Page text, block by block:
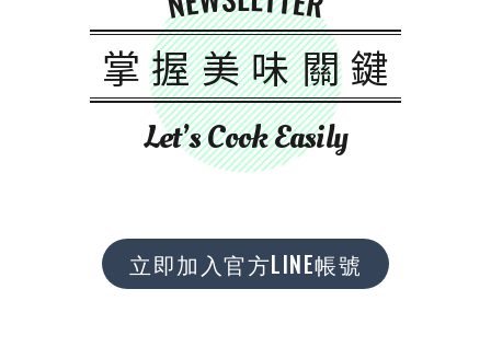
掌握美味關鍵
Let’s Cook Easily
立即加入官方LINE帳號